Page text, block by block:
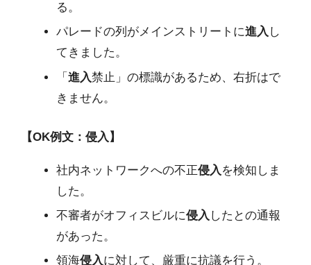
る。
パレードの列がメインストリートに進入 し
てきました。
「 進入禁止」の標識があるため、右折はで
きません。
【OK例文：侵入】
社内ネットワークへの不正侵入を検知しま
した。
不審者がオフィスビルに侵入 したとの通報
があった。
領海侵入に対して、厳重に抗議を行う。